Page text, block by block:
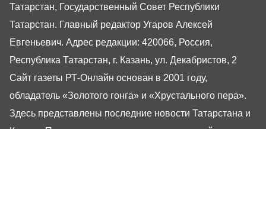
Татарстан, Государственный Совет Республики
Татарстан. Главный редактор Угаров Алексей
Евгеньевич. Адрес редакции: 420066, Россия,
Республика Татарстан, г. Казань, ул. Декабристов, 2
Сайт газеты РТ-Онлайн основан в 2001 году,
обладатель «Золотого гонга» и «Хрустального пера».
Здесь представлены последние новости Татарстана и
Казани. При использовании материалов с сайта газеты